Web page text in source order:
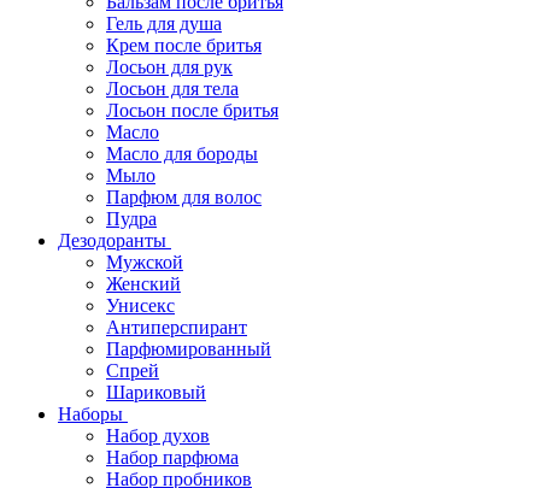
Гель для душа
Крем после бритья
Лосьон для рук
Лосьон для тела
Лосьон после бритья
Масло
Масло для бороды
Мыло
Парфюм для волос
Пудра
Дезодоранты
Мужской
Женский
Унисекс
Антиперспирант
Парфюмированный
Спрей
Шариковый
Наборы
Набор духов
Набор парфюма
Набор пробников